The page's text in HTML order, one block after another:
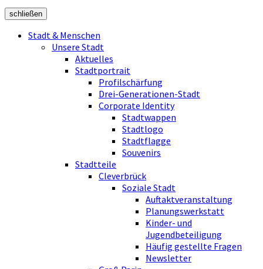
schließen
Stadt & Menschen
Unsere Stadt
Aktuelles
Stadtportrait
Profilschärfung
Drei-Generationen-Stadt
Corporate Identity
Stadtwappen
Stadtlogo
Stadtflagge
Souvenirs
Stadtteile
Cleverbrück
Soziale Stadt
Auftaktveranstaltung
Planungswerkstatt
Kinder- und
Jugendbeteiligung
Häufig gestellte Fragen
Newsletter